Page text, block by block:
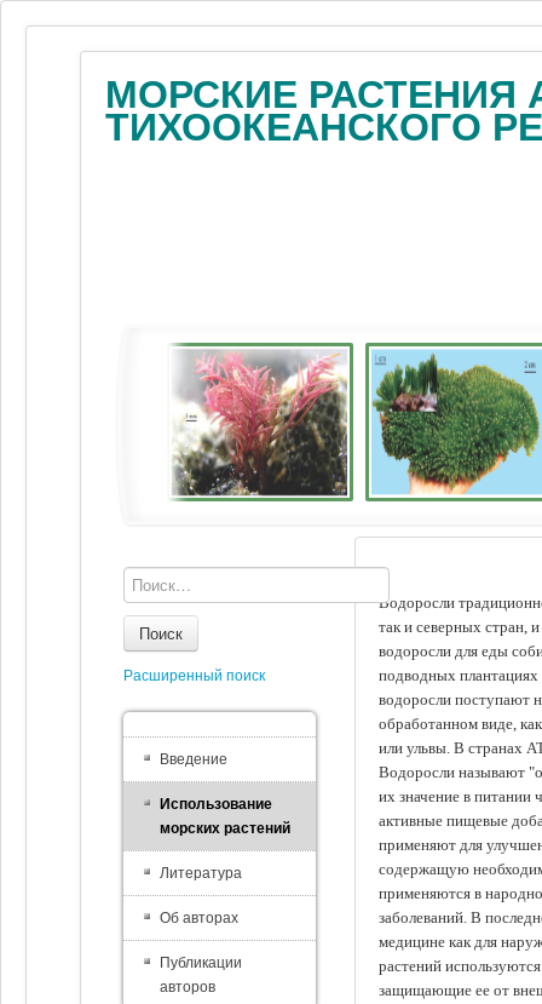
МОРСКИЕ РАСТЕНИЯ
ТИХООКЕАНСКОГО
Водоросли
так и северных стран,
водоросли для еды
подводных
водоросли поступают
обработанном виде,
или ульвы. В странах
Водоросли называют
их значение в питании
активные пищевые
применяют для
содержащую
применяются в
заболеваний. В
медицине как для
растений
защищающие ее от
Поиск
Расширенный поиск
Введение
Использование
морских растений
Литература
Об авторах
Публикации
авторов